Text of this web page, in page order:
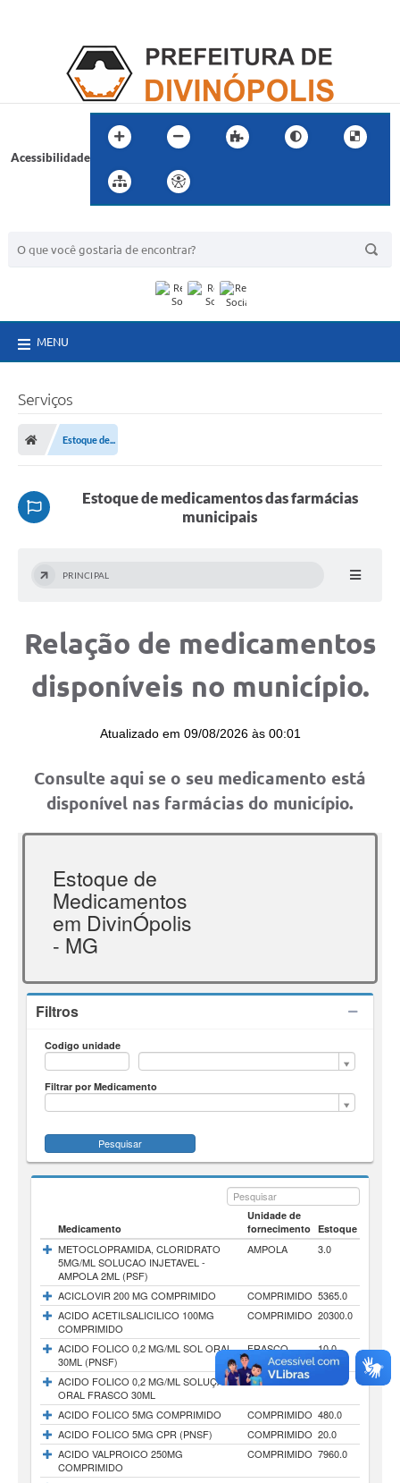
Acessibilidade
MENU
Serviços
Estoque de...
Estoque de medicamentos das farmácias
municipais
PRINCIPAL
Relação de medicamentos
disponíveis no município.
Consulte aqui se o seu medicamento está
disponível nas farmácias do município.